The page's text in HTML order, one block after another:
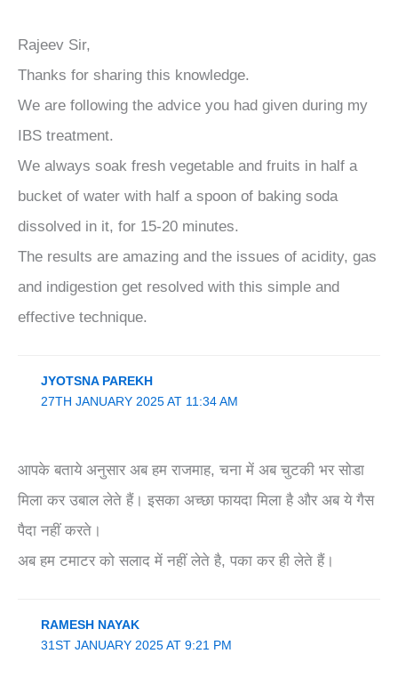
Rajeev Sir,
Thanks for sharing this knowledge.
We are following the advice you had given during my
IBS treatment.
We always soak fresh vegetable and fruits in half a
bucket of water with half a spoon of baking soda
dissolved in it, for 15-20 minutes.
The results are amazing and the issues of acidity, gas
and indigestion get resolved with this simple and
effective technique.
JYOTSNA PAREKH
27TH JANUARY 2025 AT 11:34 AM
आपके बताये अनुसार अब हम राजमाह, चना में अब चुटकी भर सोडा
मिला कर उबाल लेते हैं। इसका अच्छा फायदा मिला है और अब ये गैस
पैदा नहीं करते।
अब हम टमाटर को सलाद में नहीं लेते है, पका कर ही लेते हैं।
RAMESH NAYAK
31ST JANUARY 2025 AT 9:21 PM